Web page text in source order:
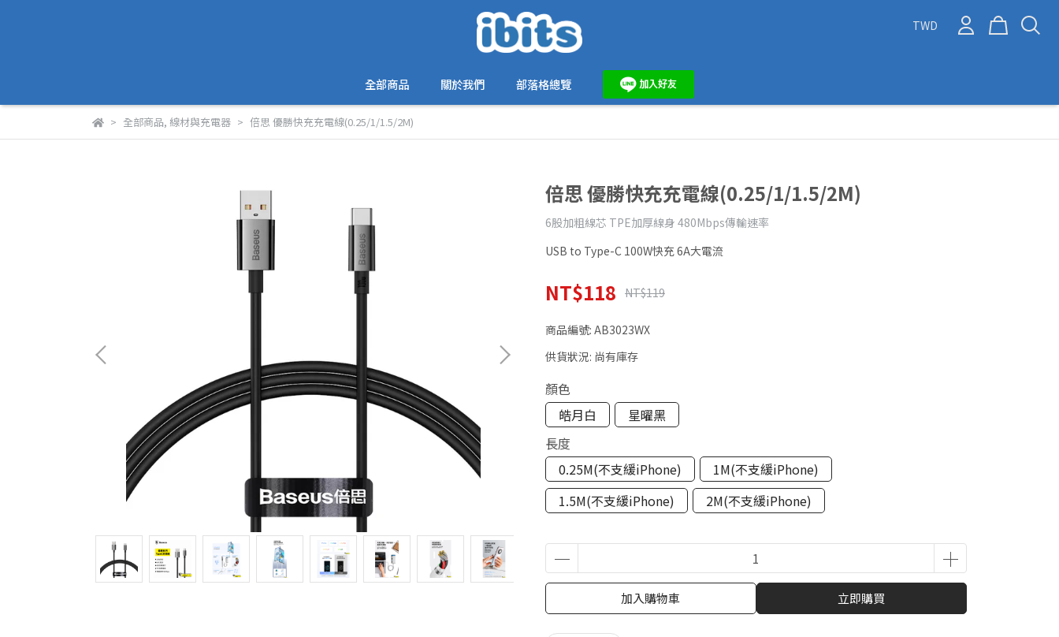
TWD
全部商品 關於我們 部落格總覽
全部商品, 線材與充電器 倍思 優勝快充充電線(0.25/1/1.5/2M)
倍思 優勝快充充電線(0.25/1/1.5/2M)
6股加粗線芯 TPE加厚線身 480Mbps傳輸速率
USB to Type-C 100W快充 6A大電流
NT$118 NT$119
商品編號: AB3023WX
供貨狀況: 尚有庫存
顏色
皓月白
星曜黑
長度
0.25M(不支緩iPhone)
1M(不支緩iPhone)
1.5M(不支緩iPhone)
2M(不支緩iPhone)
加入購物車 立即購買